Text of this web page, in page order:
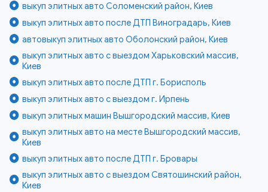
выкуп элитных авто Соломенский район, Киев
выкуп элитных авто после ДТП Виноградарь, Киев
автовыкуп элитных авто Оболонский район, Киев
выкуп элитных авто с выездом Харьковский массив,
Киев
выкуп элитных авто после ДТП г. Борисполь
выкуп элитных авто с выездом г. Ирпень
выкуп элитных машин Вышгородский массив, Киев
выкуп элитных авто на месте Вышгородский массив,
Киев
выкуп элитных авто после ДТП г. Бровары
выкуп элитных авто с выездом Святошинский район,
Киев